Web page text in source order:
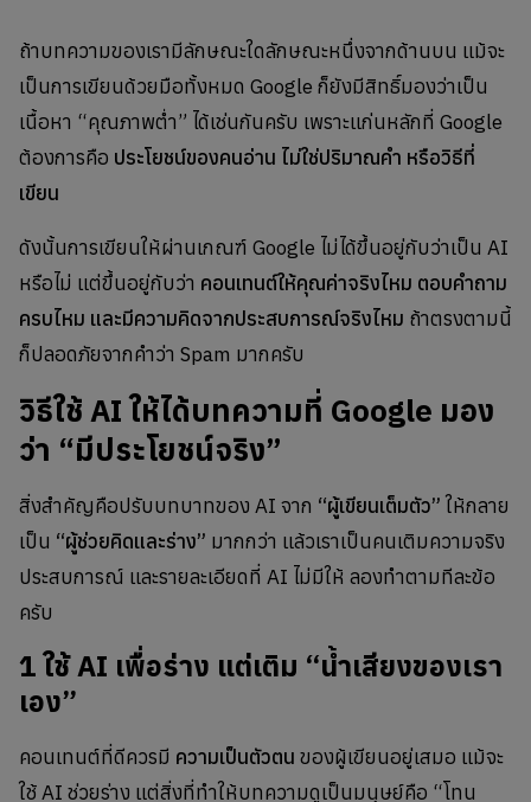
ถ้าบทความของเรามีลักษณะใดลักษณะหนึ่งจากด้านบน แม้จะ
เป็นการเขียนด้วยมือทั้งหมด Google ก็ยังมีสิทธิ์มองว่าเป็น
เนื้อหา “คุณภาพต่ำ” ได้เช่นกันครับ เพราะแก่นหลักที่ Google
ต้องการคือ ประโยชน์ของคนอ่าน ไม่ใช่ปริมาณคำ หรือวิธีที่
เขียน
ดังนั้นการเขียนให้ผ่านเกณฑ์ Google ไม่ได้ขึ้นอยู่กับว่าเป็น AI
หรือไม่ แต่ขึ้นอยู่กับว่า คอนเทนต์ให้คุณค่าจริงไหม ตอบคำถาม
ครบไหม และมีความคิดจากประสบการณ์จริงไหม ถ้าตรงตามนี้
ก็ปลอดภัยจากคำว่า Spam มากครับ
วิธีใช้ AI ให้ได้บทความที่ Google มอง
ว่า “มีประโยชน์จริง”
สิ่งสำคัญคือปรับบทบาทของ AI จาก “ผู้เขียนเต็มตัว” ให้กลาย
เป็น “ผู้ช่วยคิดและร่าง” มากกว่า แล้วเราเป็นคนเติมความจริง
ประสบการณ์ และรายละเอียดที่ AI ไม่มีให้ ลองทำตามทีละข้อ
ครับ
1 ใช้ AI เพื่อร่าง แต่เติม “น้ำเสียงของเรา
เอง”
คอนเทนต์ที่ดีควรมี ความเป็นตัวตน ของผู้เขียนอยู่เสมอ แม้จะ
ใช้ AI ช่วยร่าง แต่สิ่งที่ทำให้บทความดูเป็นมนุษย์คือ “โทน